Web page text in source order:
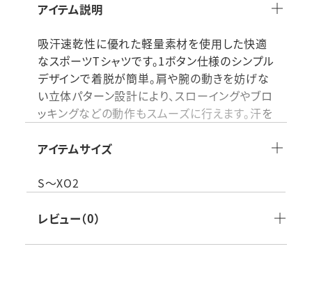
アイテム説明
吸汗速乾性に優れた軽量素材を使用した快適
なスポーツTシャツです。1ボタン仕様のシンプル
デザインで着脱が簡単。肩や腕の動きを妨げな
い立体パターン設計により、スローイングやブロ
ッキングなどの動作もスムーズに行えます。汗を
や試合でも快適な着用感を維持。ジュニアから
合、チームユニフォームとしても最適な1ボタン
アイテムサイズ
S～XO2
レビュー（0）